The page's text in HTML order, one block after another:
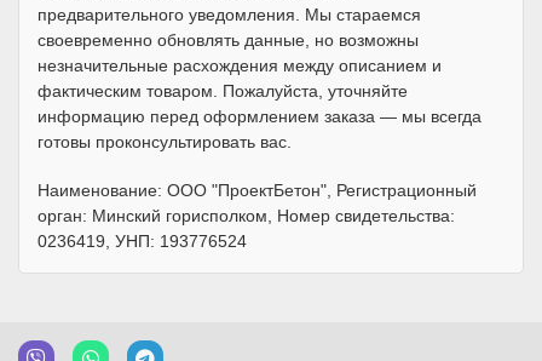
предварительного уведомления. Мы стараемся
своевременно обновлять данные, но возможны
незначительные расхождения между описанием и
фактическим товаром. Пожалуйста, уточняйте
информацию перед оформлением заказа — мы всегда
готовы проконсультировать вас.
Наименование: ООО "ПроектБетон", Регистрационный
орган: Минский горисполком, Номер свидетельства:
0236419, УНП: 193776524